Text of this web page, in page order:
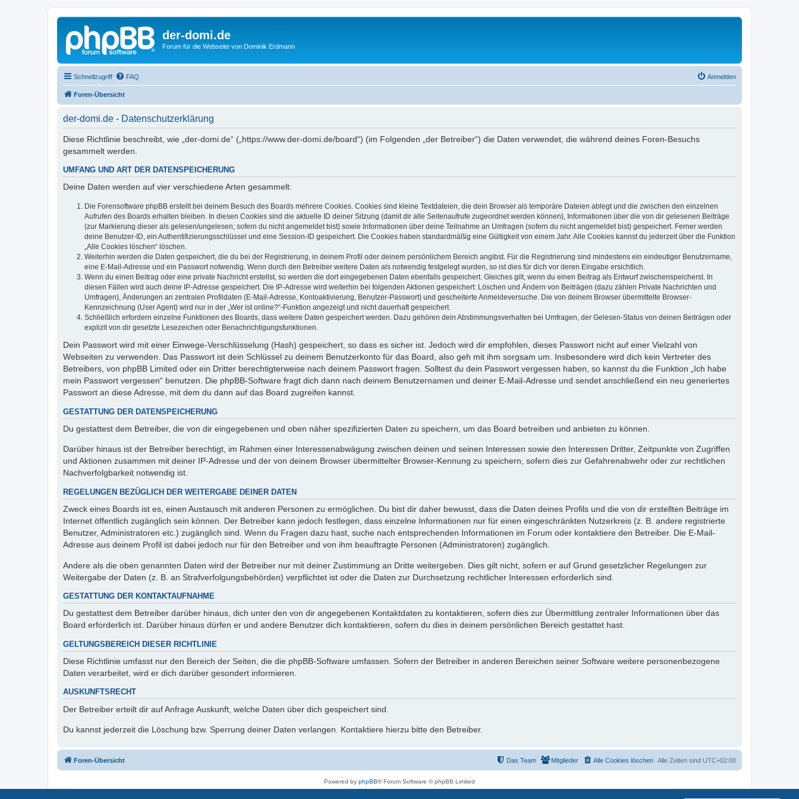
der-domi.de
Forum für die Webseite von Dominik Erdmann
Schnellzugriff FAQ Anmelden
Foren-Übersicht
der-domi.de - Datenschutzerklärung
Diese Richtlinie beschreibt, wie „der-domi.de“ („https://www.der-domi.de/board“) (im Folgenden „der Betreiber“) die Daten verwendet, die während deines Foren-Besuchs
gesammelt werden.
UMFANG UND ART DER DATENSPEICHERUNG
Deine Daten werden auf vier verschiedene Arten gesammelt:
Die Forensoftware phpBB erstellt bei deinem Besuch des Boards mehrere Cookies. Cookies sind kleine Textdateien, die dein Browser als temporäre Dateien ablegt und die zwischen den einzelnen
Aufrufen des Boards erhalten bleiben. In diesen Cookies sind die aktuelle ID deiner Sitzung (damit dir alle Seitenaufrufe zugeordnet werden können), Informationen über die von dir gelesenen Beiträge
(zur Markierung dieser als gelesen/ungelesen; sofern du nicht angemeldet bist) sowie Informationen über deine Teilnahme an Umfragen (sofern du nicht angemeldet bist) gespeichert. Ferner werden
deine Benutzer-ID, ein Authentifizierungsschlüssel und eine Session-ID gespeichert. Die Cookies haben standardmäßig eine Gültigkeit von einem Jahr. Alle Cookies kannst du jederzeit über die Funktion
„Alle Cookies löschen“ löschen.
Weiterhin werden die Daten gespeichert, die du bei der Registrierung, in deinem Profil oder deinem persönlichem Bereich angibst. Für die Registrierung sind mindestens ein eindeutiger Benutzername,
eine E-Mail-Adresse und ein Passwort notwendig. Wenn durch den Betreiber weitere Daten als notwendig festgelegt wurden, so ist dies für dich vor deren Eingabe ersichtlich.
Wenn du einen Beitrag oder eine private Nachricht erstellst, so werden die dort eingegebenen Daten ebenfalls gespeichert. Gleiches gilt, wenn du einen Beitrag als Entwurf zwischenspeicherst. In
diesen Fällen wird auch deine IP-Adresse gespeichert. Die IP-Adresse wird weiterhin bei folgenden Aktionen gespeichert: Löschen und Ändern von Beiträgen (dazu zählen Private Nachrichten und
Umfragen), Änderungen an zentralen Profildaten (E-Mail-Adresse, Kontoaktivierung, Benutzer-Passwort) und gescheiterte Anmeldeversuche. Die von deinem Browser übermittelte Browser-
Kennzeichnung (User Agent) wird nur in der „Wer ist online?“-Funktion angezeigt und nicht dauerhaft gespeichert.
Schließlich erfordern einzelne Funktionen des Boards, dass weitere Daten gespeichert werden. Dazu gehören dein Abstimmungsverhalten bei Umfragen, der Gelesen-Status von deinen Beiträgen oder
explizit von dir gesetzte Lesezeichen oder Benachrichtigungsfunktionen.
Dein Passwort wird mit einer Einwege-Verschlüsselung (Hash) gespeichert, so dass es sicher ist. Jedoch wird dir empfohlen, dieses Passwort nicht auf einer Vielzahl von
Webseiten zu verwenden. Das Passwort ist dein Schlüssel zu deinem Benutzerkonto für das Board, also geh mit ihm sorgsam um. Insbesondere wird dich kein Vertreter des
Betreibers, von phpBB Limited oder ein Dritter berechtigterweise nach deinem Passwort fragen. Solltest du dein Passwort vergessen haben, so kannst du die Funktion „Ich habe
mein Passwort vergessen“ benutzen. Die phpBB-Software fragt dich dann nach deinem Benutzernamen und deiner E-Mail-Adresse und sendet anschließend ein neu generiertes
Passwort an diese Adresse, mit dem du dann auf das Board zugreifen kannst.
GESTATTUNG DER DATENSPEICHERUNG
Du gestattest dem Betreiber, die von dir eingegebenen und oben näher spezifizierten Daten zu speichern, um das Board betreiben und anbieten zu können.
Darüber hinaus ist der Betreiber berechtigt, im Rahmen einer Interessenabwägung zwischen deinen und seinen Interessen sowie den Interessen Dritter, Zeitpunkte von Zugriffen
und Aktionen zusammen mit deiner IP-Adresse und der von deinem Browser übermittelter Browser-Kennung zu speichern, sofern dies zur Gefahrenabwehr oder zur rechtlichen
Nachverfolgbarkeit notwendig ist.
REGELUNGEN BEZÜGLICH DER WEITERGABE DEINER DATEN
Zweck eines Boards ist es, einen Austausch mit anderen Personen zu ermöglichen. Du bist dir daher bewusst, dass die Daten deines Profils und die von dir erstellten Beiträge im
Internet öffentlich zugänglich sein können. Der Betreiber kann jedoch festlegen, dass einzelne Informationen nur für einen eingeschränkten Nutzerkreis (z. B. andere registrierte
Benutzer, Administratoren etc.) zugänglich sind. Wenn du Fragen dazu hast, suche nach entsprechenden Informationen im Forum oder kontaktiere den Betreiber. Die E-Mail-
Adresse aus deinem Profil ist dabei jedoch nur für den Betreiber und von ihm beauftragte Personen (Administratoren) zugänglich.
Andere als die oben genannten Daten wird der Betreiber nur mit deiner Zustimmung an Dritte weitergeben. Dies gilt nicht, sofern er auf Grund gesetzlicher Regelungen zur
Weitergabe der Daten (z. B. an Strafverfolgungsbehörden) verpflichtet ist oder die Daten zur Durchsetzung rechtlicher Interessen erforderlich sind.
GESTATTUNG DER KONTAKTAUFNAHME
Du gestattest dem Betreiber darüber hinaus, dich unter den von dir angegebenen Kontaktdaten zu kontaktieren, sofern dies zur Übermittlung zentraler Informationen über das
Board erforderlich ist. Darüber hinaus dürfen er und andere Benutzer dich kontaktieren, sofern du dies in deinem persönlichen Bereich gestattet hast.
GELTUNGSBEREICH DIESER RICHTLINIE
Diese Richtlinie umfasst nur den Bereich der Seiten, die die phpBB-Software umfassen. Sofern der Betreiber in anderen Bereichen seiner Software weitere personenbezogene
Daten verarbeitet, wird er dich darüber gesondert informieren.
AUSKUNFTSRECHT
Der Betreiber erteilt dir auf Anfrage Auskunft, welche Daten über dich gespeichert sind.
Du kannst jederzeit die Löschung bzw. Sperrung deiner Daten verlangen. Kontaktiere hierzu bitte den Betreiber.
Foren-Übersicht Alle Zeiten sind UTC+02:00
Alle Cookies löschen
Mitglieder
Das Team
Powered by phpBB® Forum Software © phpBB Limited